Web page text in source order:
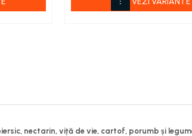
nectarin, viță de vie, cartof, porumb și